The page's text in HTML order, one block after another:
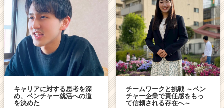
キャリアに対する思考を深
め、ベンチャー就活への道
を決めた
チームワークと挑戦 ～ベン
チャー企業で責任感をもっ
て信頼される存在へ～